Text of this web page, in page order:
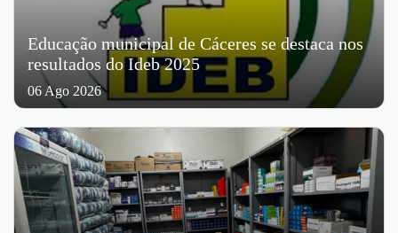
Educação municipal de Cáceres se destaca nos
resultados do Ideb 2025
06 Ago 2026